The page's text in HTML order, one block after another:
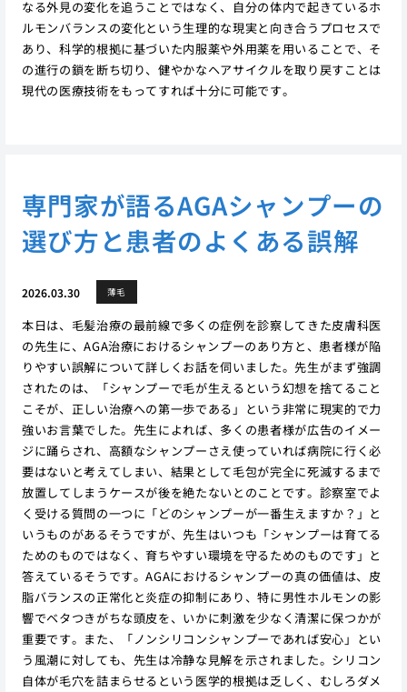
なる外見の変化を追うことではなく、自分の体内で起きているホ
ルモンバランスの変化という生理的な現実と向き合うプロセスで
あり、科学的根拠に基づいた内服薬や外用薬を用いることで、そ
の進行の鎖を断ち切り、健やかなヘアサイクルを取り戻すことは
現代の医療技術をもってすれば十分に可能です。
専門家が語るAGAシャンプーの
選び方と患者のよくある誤解
2026.03.30 薄毛
本日は、毛髪治療の最前線で多くの症例を診察してきた皮膚科医
の先生に、AGA治療におけるシャンプーのあり方と、患者様が陥
りやすい誤解について詳しくお話を伺いました。先生がまず強調
されたのは、「シャンプーで毛が生えるという幻想を捨てること
こそが、正しい治療への第一歩である」という非常に現実的で力
強いお言葉でした。先生によれば、多くの患者様が広告のイメー
ジに踊らされ、高額なシャンプーさえ使っていれば病院に行く必
要はないと考えてしまい、結果として毛包が完全に死滅するまで
放置してしまうケースが後を絶たないとのことです。診察室でよ
く受ける質問の一つに「どのシャンプーが一番生えますか？」と
いうものがあるそうですが、先生はいつも「シャンプーは育てる
ためのものではなく、育ちやすい環境を守るためのものです」と
答えているそうです。AGAにおけるシャンプーの真の価値は、皮
脂バランスの正常化と炎症の抑制にあり、特に男性ホルモンの影
響でベタつきがちな頭皮を、いかに刺激を少なく清潔に保つかが
重要です。また、「ノンシリコンシャンプーであれば安心」とい
う風潮に対しても、先生は冷静な見解を示されました。シリコン
自体が毛穴を詰まらせるという医学的根拠は乏しく、むしろダメ